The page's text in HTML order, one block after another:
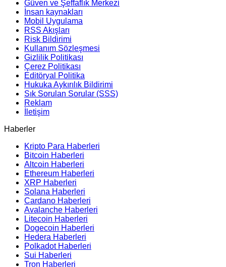
Güven ve Şeffaflık Merkezi
İnsan kaynakları
Mobil Uygulama
RSS Akışları
Risk Bildirimi
Kullanım Sözleşmesi
Gizlilik Politikası
Çerez Politikası
Editöryal Politika
Hukuka Aykırılık Bildirimi
Sık Sorulan Sorular (SSS)
Reklam
İletişim
Haberler
Kripto Para Haberleri
Bitcoin Haberleri
Altcoin Haberleri
Ethereum Haberleri
XRP Haberleri
Solana Haberleri
Cardano Haberleri
Avalanche Haberleri
Litecoin Haberleri
Dogecoin Haberleri
Hedera Haberleri
Polkadot Haberleri
Sui Haberleri
Tron Haberleri